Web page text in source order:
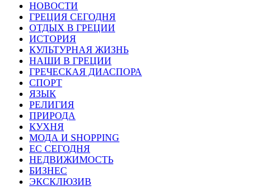
НОВОСТИ
ГРЕЦИЯ СЕГОДНЯ
ОТДЫХ В ГРЕЦИИ
ИСТОРИЯ
КУЛЬТУРНАЯ ЖИЗНЬ
НАШИ В ГРЕЦИИ
ГРЕЧЕСКАЯ ДИАСПОРА
СПОРТ
ЯЗЫК
РЕЛИГИЯ
ПРИРОДА
КУХНЯ
МОДА И SHOPPING
ЕС СЕГОДНЯ
НЕДВИЖИМОСТЬ
БИЗНЕС
ЭКСКЛЮЗИВ